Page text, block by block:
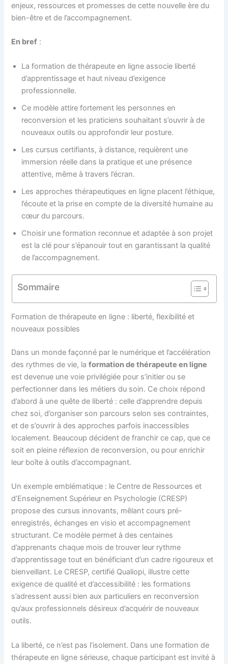
enjeux, ressources et promesses de cette nouvelle ère du
bien-être et de l’accompagnement.
En bref :
La formation de thérapeute en ligne associe liberté
d’apprentissage et haut niveau d’exigence
professionnelle.
Ce modèle attire fortement les personnes en
reconversion et les praticiens souhaitant s’ouvrir à de
nouveaux outils ou approfondir leur posture.
Les cursus certifiants, à distance, requièrent une
immersion réelle dans la pratique et une présence
attentive, même à travers l’écran.
Les approches thérapeutiques en ligne placent l’éthique,
l’écoute et la prise en compte de la diversité humaine au
cœur du parcours.
Choisir une formation reconnue et adaptée à son projet
est la clé pour s’épanouir tout en garantissant la qualité
de l’accompagnement.
Sommaire
Formation de thérapeute en ligne : liberté, flexibilité et
nouveaux possibles
Dans un monde façonné par le numérique et l’accélération
des rythmes de vie, laformation de thérapeute en ligne
est devenue une voie privilégiée pour s’initier ou se
perfectionner dans les métiers du soin. Ce choix répond
d’abord à une quête de liberté : celle d’apprendre depuis
chez soi, d’organiser son parcours selon ses contraintes,
et de s’ouvrir à des approches parfois inaccessibles
localement. Beaucoup décident de franchir ce cap, que ce
soit en pleine réflexion de reconversion, ou pour enrichir
leur boîte à outils d’accompagnant.
Un exemple emblématique : le Centre de Ressources et
d’Enseignement Supérieur en Psychologie (CRESP)
propose des cursus innovants, mêlant cours pré-
enregistrés, échanges en visio et accompagnement
structurant. Ce modèle permet à des centaines
d’apprenants chaque mois de trouver leur rythme
d’apprentissage tout en bénéficiant d’un cadre rigoureux et
bienveillant. Le CRESP, certifié Qualiopi, illustre cette
exigence de qualité et d’accessibilité : les formations
s’adressent aussi bien aux particuliers en reconversion
qu’aux professionnels désireux d’acquérir de nouveaux
outils.
La liberté, ce n’est pas l’isolement. Dans une formation de
thérapeute en ligne sérieuse, chaque participant est invité à